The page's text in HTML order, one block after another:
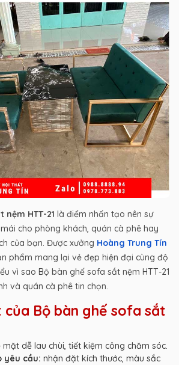
nệm HTT-21 là điểm nhấn tạo nên sự
cho phòng khách, quán cà phê hay
của bạn. Được xưởng Hoàng Trung Tín
phẩm mang lại vẻ đẹp hiện đại cùng độ
vì sao Bộ bàn ghế sofa sắt nệm HTT-21
và quán cà phê tin chọn.
Bộ bàn ghế sofa sắt
mặt dễ lau chùi, tiết kiệm công chăm sóc.
yêu cầu: nhận đặt kích thước, màu sắc